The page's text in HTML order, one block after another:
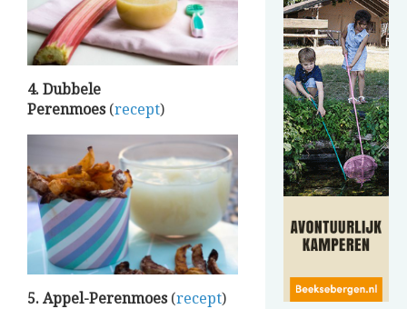
4. Dubbele
Perenmoes (recept)
5. Appel-Perenmoes (recept)